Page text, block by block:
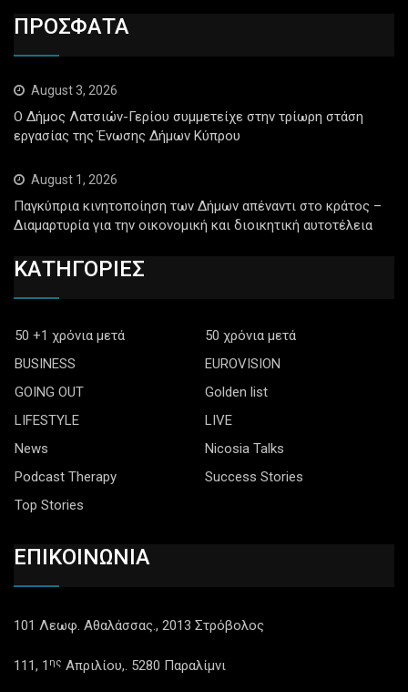
ΠΡΟΣΦΑΤΑ
August 3, 2026
Ο Δήμος Λατσιών-Γερίου συμμετείχε στην τρίωρη στάση
εργασίας της Ένωσης Δήμων Κύπρου
August 1, 2026
Παγκύπρια κινητοποίηση των Δήμων απέναντι στο κράτος –
Διαμαρτυρία για την οικονομική και διοικητική αυτοτέλεια
ΚΑΤΗΓΟΡΙΕΣ
50 +1 χρόνια μετά
50 χρόνια μετά
BUSINESS
EUROVISION
GOING OUT
Golden list
LIFESTYLE
LIVE
News
Nicosia Talks
Podcast Therapy
Success Stories
Top Stories
ΕΠΙΚΟΙΝΩΝΙΑ
101 Λεωφ. Αθαλάσσας., 2013 Στρόβολος
111, 1 ης Απριλίου,. 5280 Παραλίμνι